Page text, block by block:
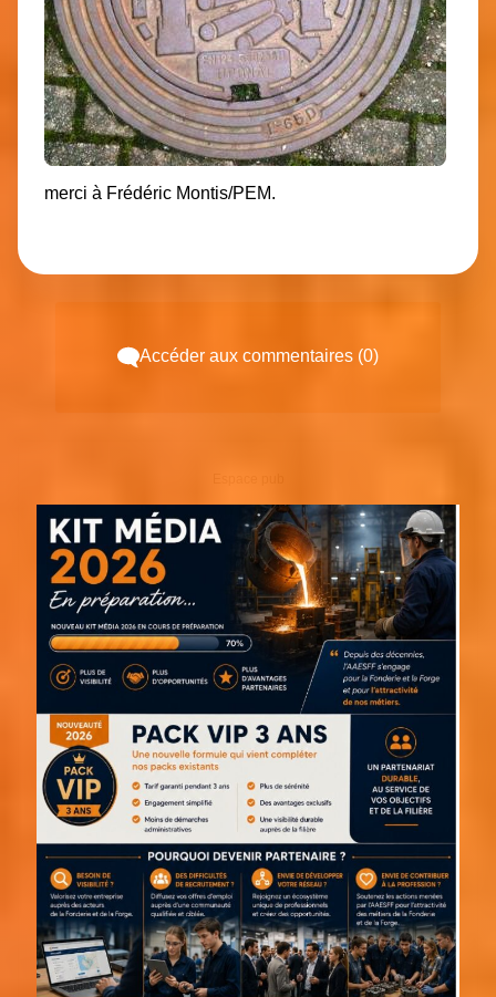
merci à Frédéric Montis/PEM.
Accéder aux commentaires (0)